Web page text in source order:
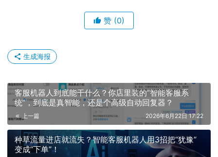
赞 (0)
生成海报
客服机器人到底能干什么？你店里装的“智能客服系
统”，到底是真智能，还是个高级自动回复器？
上一篇 2026年6月22日 17:22
种草流量进店就流失？智能客服机器人用3招把“犹豫”
变成“下单”！